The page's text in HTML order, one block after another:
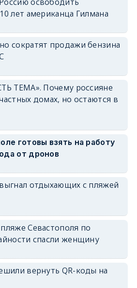
лет американца Гилмана
сократят продажи бензина
ТЕМА». Почему россияне
домах, но остаются в
готовы взять на работу
от дронов
отдыхающих с пляжей
Севастополя по
спасли женщину
вернуть QR-коды на